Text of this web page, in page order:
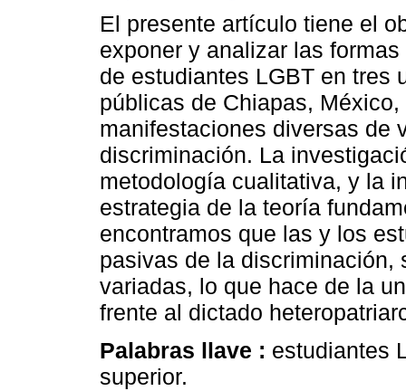
El presente artículo tiene el
exponer y analizar las
de estudiantes LGBT en tres
públicas de Chiapas, México,
manifestaciones diversas de
discriminación. La
metodología cualitativa, y la
estrategia de la teoría
encontramos que las y los
pasivas de la discriminación,
variadas, lo que hace de la
frente al dictado
Palabras llave : estudiantes
superior.